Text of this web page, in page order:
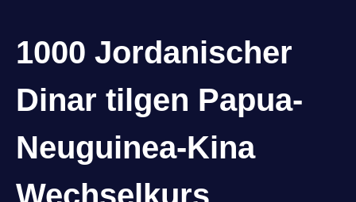
1000 Jordanischer
Dinar tilgen Papua-
Neuguinea-Kina
Wechselkurs